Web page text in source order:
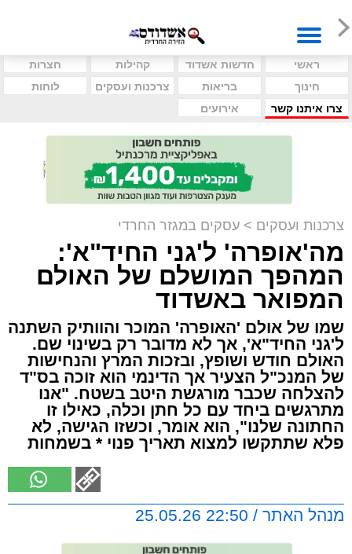
ראשי חדשות אשדוד קהילות
חצרות
חינוך
בריאות צרכנות ועסקים
לוחות
צרו איתנו קשר
אירועים
צרכנות ועסקים > עסקים במגזר החרדי
מה'אופרה' ל'גני החיד"א':
המהפך המושלם של האולם
המפואר באשדוד
שמו של אולם 'האופרה' המוכר והוותיק השתנה
ל'גני החיד"א', אך לא מדובר רק בשינוי שם.
האולם חודש ושופץ, ובזכות המרץ והנחישות
של המנכ"ל הצעיר אך הדינמי הוא זוכה בס"ד
להצלחה שכבר מורגשת היטב בשטח. "אנו
מתרגשים ביחד עם כל חתן וכלה, כאילו זו
החתונה שלנו", הוא אומר, וכשזו הגישה, לא
פלא שתתקשו למצוא תאריך פנוי * בשמחות
מנהל האתר / 22:50 25.05.26